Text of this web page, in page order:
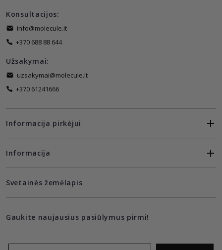
Konsultacijos:
info@molecule.lt
+370 688 88 644
Užsakymai:
uzsakymai@molecule.lt
+370 61241666
Informacija pirkėjui
Informacija
Svetainės žemėlapis
Gaukite naujausius pasiūlymus pirmi!